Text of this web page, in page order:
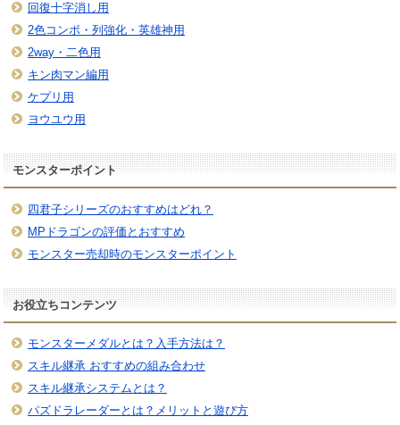
回復十字消し用
2色コンボ・列強化・英雄神用
2way・二色用
キン肉マン編用
ケプリ用
ヨウユウ用
モンスターポイント
四君子シリーズのおすすめはどれ？
MPドラゴンの評価とおすすめ
モンスター売却時のモンスターポイント
お役立ちコンテンツ
モンスターメダルとは？入手方法は？
スキル継承 おすすめの組み合わせ
スキル継承システムとは？
パズドラレーダーとは？メリットと遊び方